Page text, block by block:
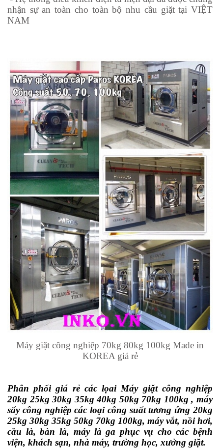
nhận sự an toàn cho toàn bộ nhu cầu giặt tại VIỆT
NAM
Máy giặt công nghiệp 70kg 80kg 100kg Made in
KOREA giá rẻ
Phân phối giá rẻ các lọai Máy giặt công nghiệp
20kg 25kg 30kg 35kg 40kg 50kg 70kg 100kg , máy
sấy công nghiệp các loại công suất tương ứng 20kg
25kg 30kg 35kg 50kg 70kg 100kg, máy vắt, nồi hơi,
cầu là, bàn là, máy là ga phục vụ cho các bệnh
viện, khách sạn, nhà máy, trường học, xưởng giặt.